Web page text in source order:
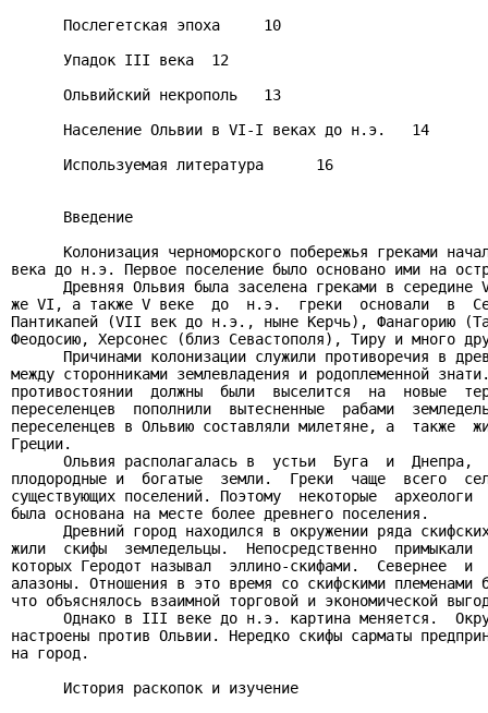
      Послегетская эпоха     10
      Упадок III века  12
      Ольвийский некрополь   13
      Население Ольвии в VI-I веках до н.э.   14
      Используемая литература      16
      Введение
Колонизация черноморского побережья греками
века до н.э. Первое поселение было основано ими на
Древняя Ольвия была заселена греками в середине
же VI, а также V веке  до  н.э.  греки  основали  в
Пантикапей (VII век до н.э., ныне Керчь), Фанагорию
Феодосию, Херсонес (близ Севастополя), Тиру и много
Причинами колонизации служили противоречия в
между сторонниками землевладения и родоплеменной
противостоянии  должны  были  выселится  на  новые
переселенцев  пополнили  вытесненные  рабами
переселенцев в Ольвию составляли милетяне, а  также
Греции.
Ольвия располагалась в  устьи  Буга  и  Днепра,
плодородные и  богатые  земли.  Греки  чаще  всего
существующих поселений. Поэтому  некоторые
была основана на месте более древнего поселения.
Древний город находился в окружении ряда
жили  скифы  земледельцы.  Непосредственно
которых Геродот называл  эллино-скифами.  Севернее  и
алазоны. Отношения в это время со скифскими
что объяснялось взаимной торговой и экономической
Однако в III веке до н.э. картина меняется.
настроены против Ольвии. Нередко скифы сарматы
на город.
      История раскопок и изучение